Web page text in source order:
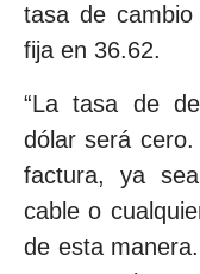
tasa de cambio
fija en 36.62.
“La tasa de
dólar será
factura, ya
cable o
de esta